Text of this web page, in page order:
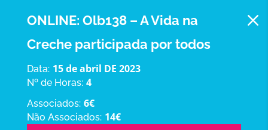
ONLINE: Olb138 – A Vida na
Creche participada por todos
Data: 15 de abril DE 2023
Nº de Horas: 4
Associados: 6€
Não Associados: 14€
M